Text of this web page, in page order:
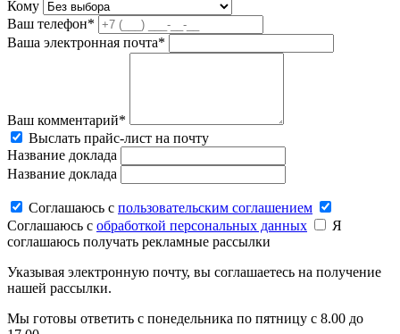
Кому
Ваш телефон*
Ваша электронная почта*
Ваш комментарий*
Выслать прайс-лист на почту
Название доклада
Название доклада
Соглашаюсь c пользовательским соглашением
Соглашаюсь c обработкой персональных данных
Я
соглашаюсь получать рекламные рассылки
Указывая электронную почту, вы соглашаетесь на получение
нашей рассылки.
Мы готовы ответить с понедельника по пятницу с 8.00 до